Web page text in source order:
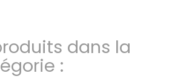
dans la
: